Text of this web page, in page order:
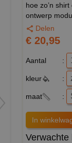
hoe zo’n
ontwerp
Delen
€ 20,95
Aantal :
kleur :
maat :
Verwachte